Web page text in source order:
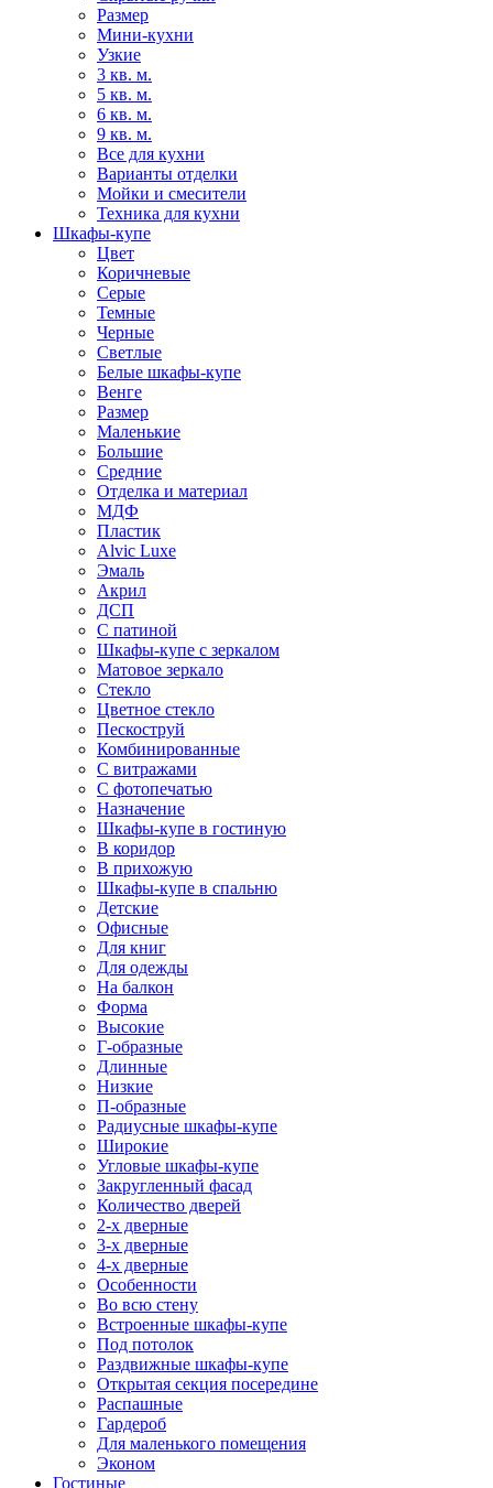
Размер
Мини-кухни
Узкие
3 кв. м.
5 кв. м.
6 кв. м.
9 кв. м.
Все для кухни
Варианты отделки
Мойки и смесители
Техника для кухни
Шкафы-купе
Цвет
Коричневые
Серые
Темные
Черные
Светлые
Белые шкафы-купе
Венге
Размер
Маленькие
Большие
Средние
Отделка и материал
МДФ
Пластик
Alvic Luxe
Эмаль
Акрил
ДСП
С патиной
Шкафы-купе с зеркалом
Матовое зеркало
Стекло
Цветное стекло
Пескоструй
Комбинированные
С витражами
С фотопечатью
Назначение
Шкафы-купе в гостиную
В коридор
В прихожую
Шкафы-купе в спальню
Детские
Офисные
Для книг
Для одежды
На балкон
Форма
Высокие
Г-образные
Длинные
Низкие
П-образные
Радиусные шкафы-купе
Широкие
Угловые шкафы-купе
Закругленный фасад
Количество дверей
2-х дверные
3-х дверные
4-х дверные
Особенности
Во всю стену
Встроенные шкафы-купе
Под потолок
Раздвижные шкафы-купе
Открытая секция посередине
Распашные
Гардероб
Для маленького помещения
Эконом
Гостиные